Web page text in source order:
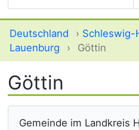
Deutschland › Schleswig-
Lauenburg
› Göttin
Göttin
Gemeinde im Landkreis